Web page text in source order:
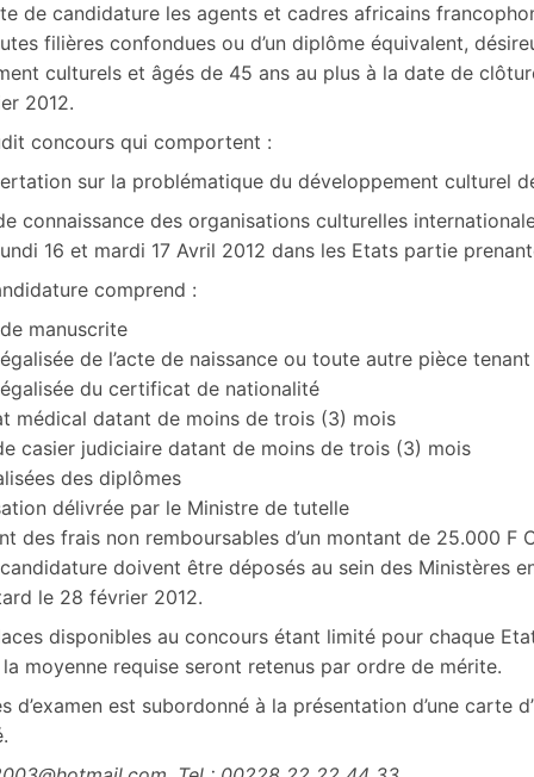
de candidature les agents et cadres africains
filières confondues ou d’un diplôme équivalent,
culturels et âgés de 45 ans au plus à la date de
2012.
concours qui comportent :
sur la problématique du développement culturel de
des organisations culturelles
16 et mardi 17 Avril 2012 dans les Etats partie
comprend :
manuscrite
de l’acte de naissance ou toute autre pièce tenant
du certificat de nationalité
médical datant de moins de trois (3) mois
casier judiciaire datant de moins de trois (3) mois
des diplômes
délivrée par le Ministre de tutelle
des frais non remboursables d’un montant de 25.000 F
doivent être déposés au sein des Ministères
le 28 février 2012.
disponibles au concours étant limité pour chaque
moyenne requise seront retenus par ordre de mérite.
d’examen est subordonné à la présentation d’une carte